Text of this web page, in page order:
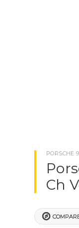
PORSCHE
Ch